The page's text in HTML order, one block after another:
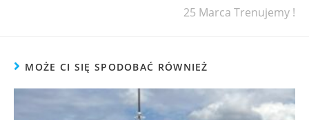
25 Marca Trenujemy !
MOŻE CI SIĘ SPODOBAĆ RÓWNIEŻ